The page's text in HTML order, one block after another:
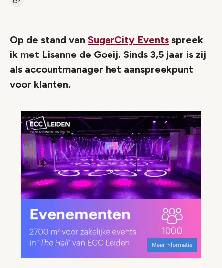
Kopieer link naar artikel
Op de stand van SugarCity Events spreek
ik met Lisanne de Goeij. Sinds 3,5 jaar is zij
als accountmanager het aanspreekpunt
voor klanten.